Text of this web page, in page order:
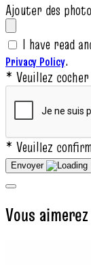
Ajouter des
I have read
Privacy Policy.
* Veuillez
* Veuillez
Envoyer
Vous